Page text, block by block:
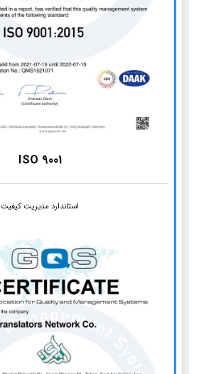
ISO 9001
استاندارد مدیریت کیفیت